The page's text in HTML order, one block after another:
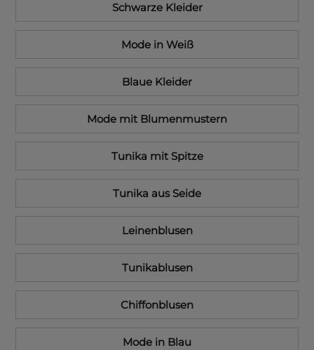
Schwarze Kleider
Mode in Weiß
Blaue Kleider
Mode mit Blumenmustern
Tunika mit Spitze
Tunika aus Seide
Leinenblusen
Tunikablusen
Chiffonblusen
Mode in Blau